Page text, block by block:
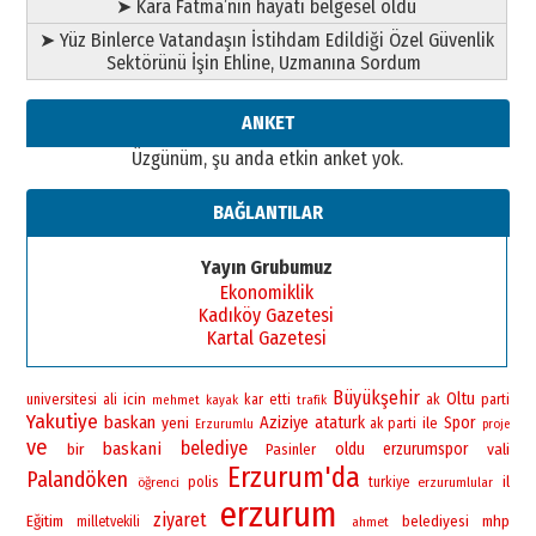
Ahmed Yesevi’den bir Alperen…
”Reisimiz” idi… Hakka yürüdü.!
26 Mart 2026 Perşembe
gönül adamı Faruk Terzioğlu!
Başkan Sekmen’den Erzurum’a
bir vizyon proje daha!
02 Ağustos 2026 Pazar
➤ Kara Fatma’nın hayatı belgesel oldu
➤ Yüz Binlerce Vatandaşın İstihdam Edildiği Özel Güvenlik
Sektörünü İşin Ehline, Uzmanına Sordum
ANKET
Üzgünüm, şu anda etkin anket yok.
BAĞLANTILAR
Yayın Grubumuz
Ekonomiklik
Kadıköy Gazetesi
Kartal Gazetesi
universitesi ali icin mehmet kayak kar etti trafik Büyükşehir ak Oltu parti
Yakutiye baskan yeni Erzurumlu Aziziye ataturk ak parti ile Spor proje
ve bir baskani belediye Pasinler oldu erzurumspor vali
Palandöken öğrenci polis Erzurum'da turkiye erzurumlular il
Eğitim milletvekili ziyaret erzurum ahmet belediyesi mhp